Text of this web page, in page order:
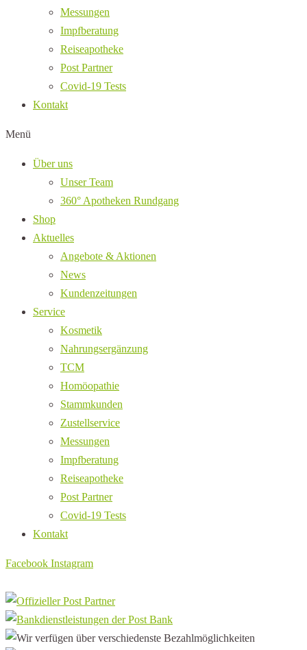
Messungen
Impfberatung
Reiseapotheke
Post Partner
Covid-19 Tests
Kontakt
Menü
Über uns
Unser Team
360° Apotheken Rundgang
Shop
Aktuelles
Angebote & Aktionen
News
Kundenzeitungen
Service
Kosmetik
Nahrungsergänzung
TCM
Homöopathie
Stammkunden
Zustellservice
Messungen
Impfberatung
Reiseapotheke
Post Partner
Covid-19 Tests
Kontakt
Facebook Instagram